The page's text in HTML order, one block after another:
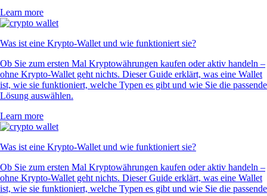
Learn more
Was ist eine Krypto-Wallet und wie funktioniert sie?
Ob Sie zum ersten Mal Kryptowährungen kaufen oder aktiv handeln –
ohne Krypto-Wallet geht nichts. Dieser Guide erklärt, was eine Wallet
ist, wie sie funktioniert, welche Typen es gibt und wie Sie die passende
Lösung auswählen.
Learn more
Was ist eine Krypto-Wallet und wie funktioniert sie?
Ob Sie zum ersten Mal Kryptowährungen kaufen oder aktiv handeln –
ohne Krypto-Wallet geht nichts. Dieser Guide erklärt, was eine Wallet
ist, wie sie funktioniert, welche Typen es gibt und wie Sie die passende